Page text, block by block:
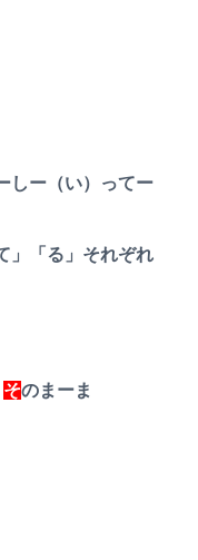
しー（い）ってー
」「る」それぞれ
そのまーま